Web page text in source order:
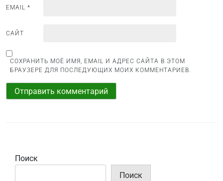
м
EMAIL *
САЙТ
СОХРАНИТЬ МОЁ ИМЯ, EMAIL И АДРЕС САЙТА В ЭТОМ
БРАУЗЕРЕ ДЛЯ ПОСЛЕДУЮЩИХ МОИХ КОММЕНТАРИЕВ.
Поиск
Поиск